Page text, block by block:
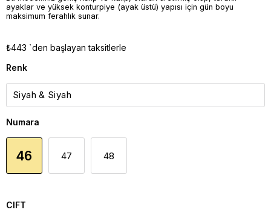
ayaklar ve yüksek konturpiye (ayak üstü) yapısı için gün boyu
maksimum ferahlık sunar.
₺443 `den başlayan taksitlerle
Renk
Numara
46 47 48
CIFT